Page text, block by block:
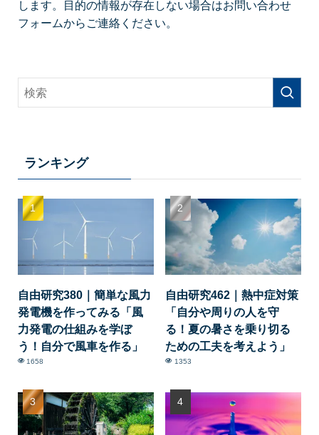
します。目的の情報が存在しない場合はお問い合わせ
フォームからご連絡ください。
ランキング
自由研究380｜簡単な風力
発電機を作ってみる「風
力発電の仕組みを学ぼ
う！自分で風車を作る」
1658
自由研究462｜熱中症対策
「自分や周りの人を守
る！夏の暑さを乗り切る
ための工夫を考えよう」
1353